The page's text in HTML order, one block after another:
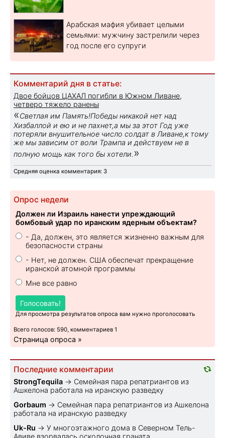
Арабская мафия убивает целыми
семьями: мужчину застрелили через
год после его супруги
Комментарий дня в статье:
Двое бойцов ЦАХАЛ погибли в Южном Ливане,
четверо тяжело ранены
«Светлая им Память!Победы никакой нет над
Хизбаллой и ею и не пахнет,а мы за этот Год уже
потеряли внушительное число солдат в Ливане,к тому
же мы зависим от воли Трампа и действуем не в
полную мощь как того бы хотели. »
Средняя оценка комментария: 3
Опрос недели
Должен ли Израиль нанести упреждающий
бомбовый удар по иранским ядерным объектам?
- Да, должен, это является жизненно важным для
безопасности страны
- Нет, не должен. США обеспечат прекращение
иранской атомной программы
Мне все равно
Голосовать!
Для просмотра результатов опроса вам нужно проголосовать
Всего голосов: 590, комментариев 1
Страница опроса »
Последние комментарии
StrongTequila → Семейная пара репатриантов из
Ашкелона работала на иранскую разведку
Gorbaum → Семейная пара репатриантов из Ашкелона
работала на иранскую разведку
Uk-Ru → У многоэтажного дома в Северном Тель-
Авиве взорвалась осколочная граната